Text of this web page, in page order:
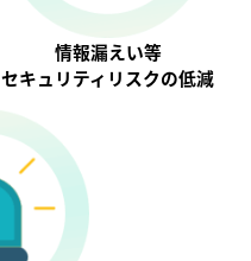
情報漏えい等
セキュリティリスクの低減